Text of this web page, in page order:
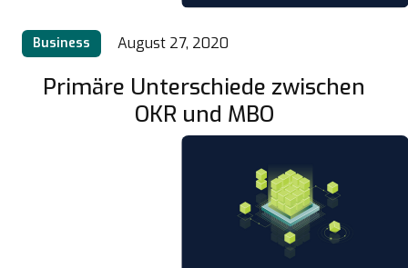
Business August 27, 2020
Primäre Unterschiede zwischen
OKR und MBO